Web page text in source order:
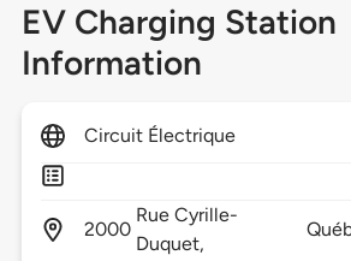
EV Charging Station
Information
Circuit Électrique
2000
Rue Cyrille-
Duquet,